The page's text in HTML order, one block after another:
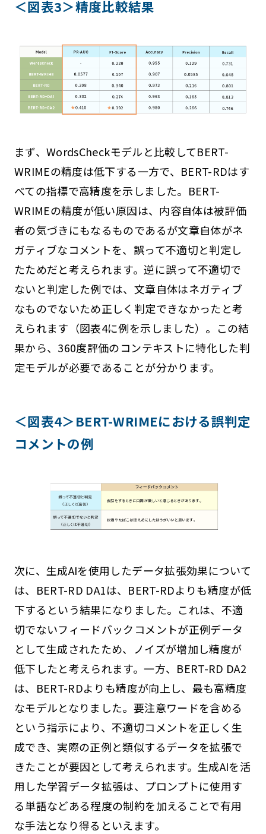
＜図表3＞精度比較結果
まず、WordsCheckモデルと比較してBERT-
WRIMEの精度は低下する一方で、BERT-RDはす
べての指標で高精度を示しました。BERT-
WRIMEの精度が低い原因は、内容自体は被評価
者の気づきにもなるものであるが文章自体がネ
ガティブなコメントを、誤って不適切と判定し
たためだと考えられます。逆に誤って不適切で
ないと判定した例では、文章自体はネガティブ
なものでないため正しく判定できなかったと考
えられます（図表4に例を示しました）。この結
果から、360度評価のコンテキストに特化した判
定モデルが必要であることが分かります。
＜図表4＞BERT-WRIMEにおける誤判定
コメントの例
次に、生成AIを使用したデータ拡張効果について
は、BERT-RD DA1は、BERT-RDよりも精度が低
下するという結果になりました。これは、不適
切でないフィードバックコメントが正例データ
として生成されたため、ノイズが増加し精度が
低下したと考えられます。一方、BERT-RD DA2
は、BERT-RDよりも精度が向上し、最も高精度
なモデルとなりました。要注意ワードを含める
という指示により、不適切コメントを正しく生
成でき、実際の正例と類似するデータを拡張で
きたことが要因として考えられます。生成AIを活
用した学習データ拡張は、プロンプトに使用す
る単語などある程度の制約を加えることで有用
な手法となり得るといえます。